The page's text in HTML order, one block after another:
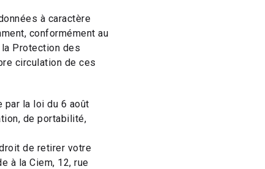
à caractère
conformément au
Protection des
circulation de ces
par la loi du 6 août
de portabilité,
de retirer votre
à la Ciem, 12, rue